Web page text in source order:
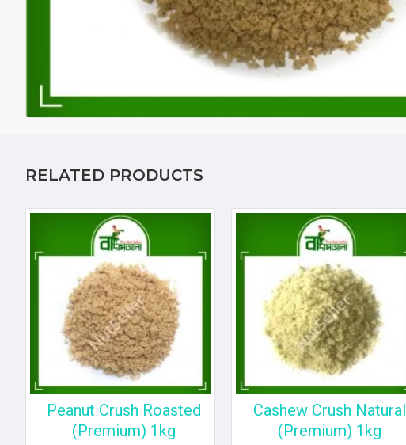
RELATED PRODUCTS
Peanut Crush Roasted
(Premium) 1kg
Cashew Crush Natural
(Premium) 1kg